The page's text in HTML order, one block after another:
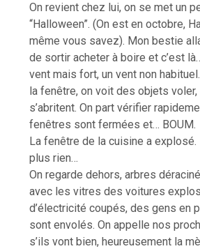
On revient chez lui, on se met un
“Halloween”. (On est en octobre,
même vous savez). Mon bestie
de sortir acheter à boire et c’est
vent mais fort, un vent non
la fenêtre, on voit des objets
s’abritent. On part vérifier
fenêtres sont fermées et… BOUM.
La fenêtre de la cuisine a explosé.
plus rien…
On regarde dehors, arbres
avec les vitres des voitures
d’électricité coupés, des gens en
sont envolés. On appelle nos
s’ils vont bien, heureusement la